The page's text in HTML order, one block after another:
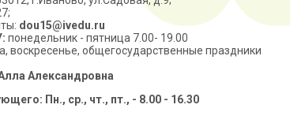
dou15@ivedu.ru
понедельник - пятница 7.00- 19.00
воскресенье, общегосударственные праздники
Александровна
Пн., ср., чт., пт., - 8.00 - 16.30